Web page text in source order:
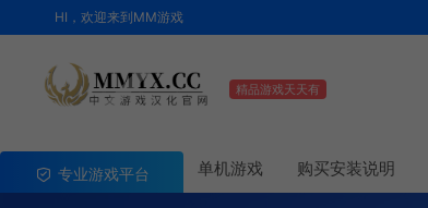
HI，欢迎来到MM游戏
精品游戏天天有
专业游戏平台 单机游戏 购买安装说明